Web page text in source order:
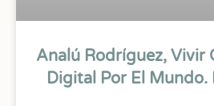
Analú Rodríguez, Vivir
Digital Por El